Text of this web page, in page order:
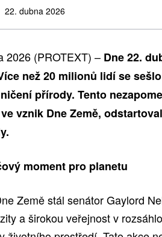
22. dubna 2026
2026 (PROTEXT) – Dne 22.
než 20 milionů lidí se
přírody. Tento
vznik Dne Země,
moment pro planetu
Země stál senátor Gaylord
a širokou veřejnost v